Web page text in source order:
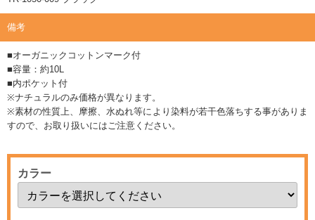
備考
■オーガニックコットンマーク付
■容量：約10L
■内ポケット付
※ナチュラルのみ価格が異なります。
※素材の性質上、摩擦、水ぬれ等により染料が若干色落ちする事がありま
すので、お取り扱いにはご注意ください。
カラー